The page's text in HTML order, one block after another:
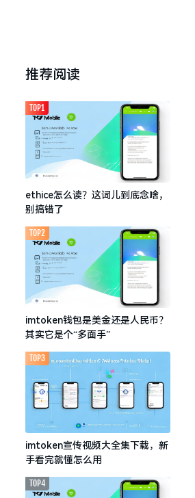
推荐阅读
ethice怎么读？这词儿到底念啥，
别搞错了
TOP1
imtoken钱包是美金还是人民币？
其实它是个“多面手”
TOP2
imtoken宣传视频大全集下载，新
手看完就懂怎么用
TOP3
TOP4